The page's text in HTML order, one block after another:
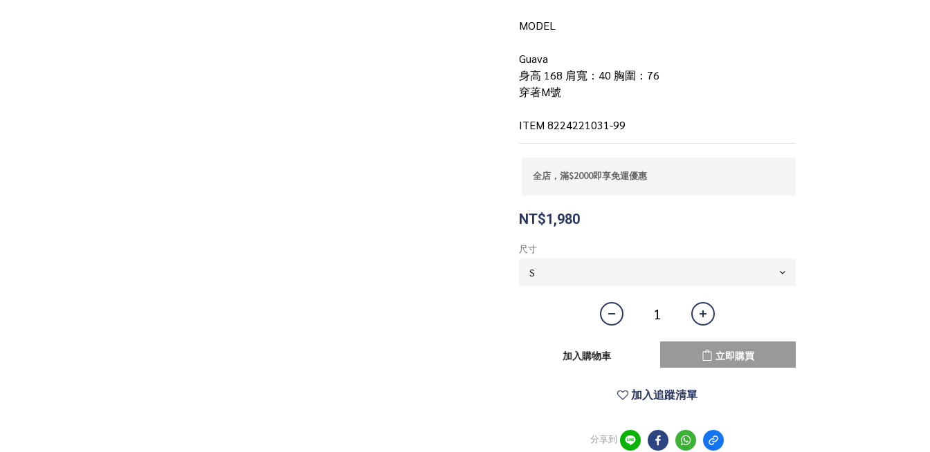
MODEL
Guava
身高 168 肩寬：40 胸圍：76
穿著M號
ITEM 8224221031-99
全店，滿$2000即享免運優惠
NT$1,980
尺寸
加入購物車 立即購買
加入追蹤清單
分享到